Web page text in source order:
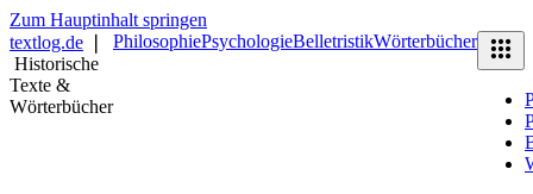
Zum Hauptinhalt springen
textlog.de
Historische
Texte &
Wörterbücher
PhilosophiePsychologieBelletristikWörterbücher